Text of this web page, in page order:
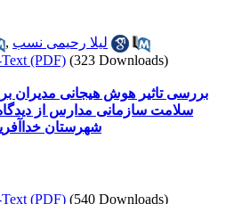
, لیلا رحیمی نسب
(PDF) (323 Downloads)
بررسی تاثیر هوش هیجانی مدیران بر
سلامت سازمانی مدارس از
شهرستان خداآفرین
(PDF) (540 Downloads)